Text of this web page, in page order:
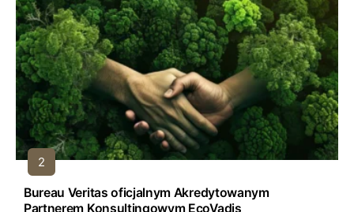
Bureau Veritas oficjalnym Akredytowanym
Partnerem Konsultingowym EcoVadis